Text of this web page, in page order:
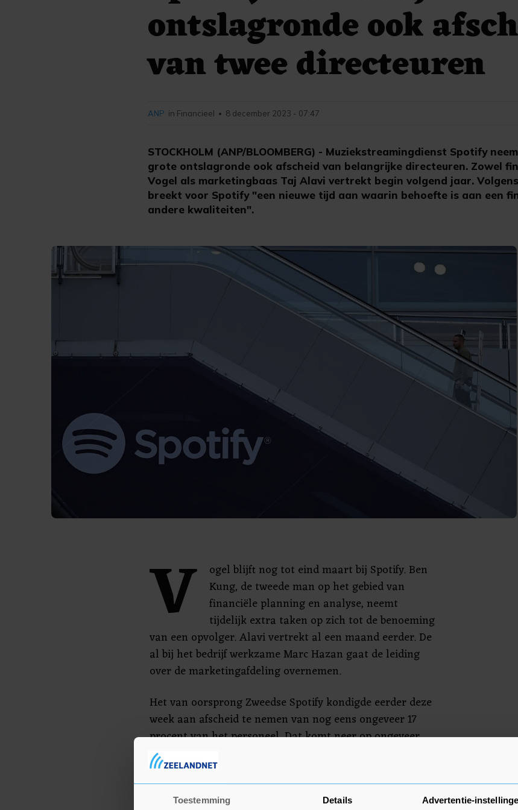
Toestemming Details Advertentie-
ontslagronde ook
van twee directeuren
STOCKHOLM (ANP/BLOOMBERG) - Muziekstreamingdienst Spotify
grote ontslagronde ook afscheid van belangrijke directeuren. Zowel
Vogel als marketingbaas Taj Alavi vertrekt begin volgend jaar.
breekt voor Spotify "een nieuwe tijd aan waarin behoefte is aan een
andere kwaliteiten".
ANP in Financieel • 8 december 2023 - 07:47
V
ogel blijft nog tot eind maart bij Spotify. Ben
Kung, de tweede man op het gebied van
financiële planning en analyse, neemt
tijdelijk extra taken op zich tot de benoeming
van een opvolger. Alavi vertrekt al een maand eerder. De
al bij het bedrijf werkzame Marc Hazan gaat de leiding
over de marketingafdeling overnemen.
Het van oorsprong Zweedse Spotify kondigde eerder deze
week aan afscheid te nemen van nog eens ongeveer 17
procent van het personeel. Dat komt neer op ongeveer
1500 medewerkers en komt bovenop recente eerdere
ontslagrondes. Volgens Ek heeft de populaire
streamingdienst echter "nog steeds te veel mensen".